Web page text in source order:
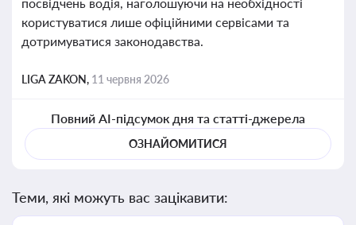
користуватися лише офіційними сервісами та
дотримуватися законодавства.
LIGA ZAKON, 11 червня 2026
Повний AI-підсумок дня та статті-джерела
ОЗНАЙОМИТИСЯ
Теми, які можуть вас зацікавити: